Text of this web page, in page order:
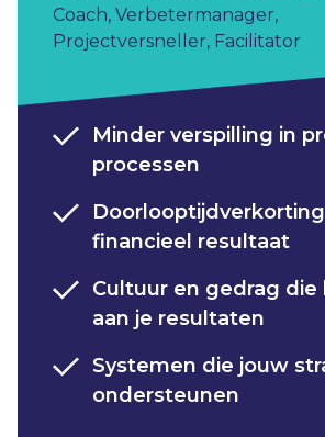
Coach, Verbetermanager,
Projectversneller, Facilitator
Minder verspilling in
processen​
financieel resultaat​
Cultuur en gedrag die
aan je resultaten​
Systemen die jouw
ondersteunen​